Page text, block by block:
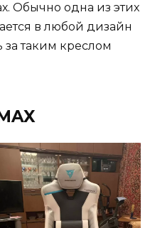
Обычно одна из этих
в любой дизайн
за таким креслом